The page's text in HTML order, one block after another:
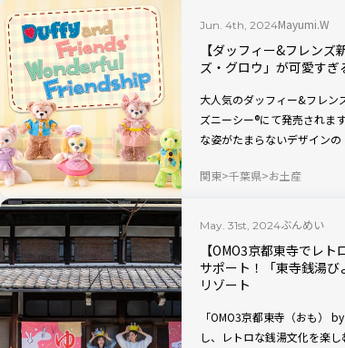
Jun. 4th, 2024Mayumi.W
【ダッフィー&フレン
ズ・グロウ」が可愛すぎ
大人気のダッフィー&フレン
ズニーシー®にて発売されま
な姿がたまらないデザイン
関東 千葉県 お土産
May. 31st, 2024ぶんめい
【OMO3京都東寺でレ
サポート！「東寺銭湯
リゾート
「OMO3京都東寺（おも）
し、レトロな銭湯文化を楽